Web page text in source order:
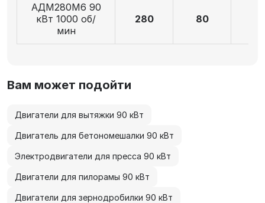
АДМ280М6 90
кВт 1000 об/
мин
280 80
Вам может подойти
Двигатели для вытяжки 90 кВт
Двигатель для бетономешалки 90 кВт
Электродвигатели для пресса 90 кВт
Двигатели для пилорамы 90 кВт
Двигатели для зернодробилки 90 кВт